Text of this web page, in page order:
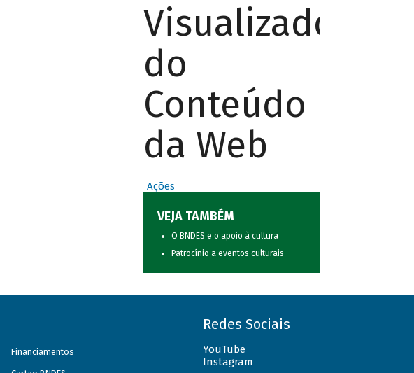
Visualizador
do
Conteúdo
da Web
Ações
VEJA TAMBÉM
O BNDES e o apoio à cultura
Patrocínio a eventos culturais
Financiamentos
Redes Sociais
YouTube
Instagram